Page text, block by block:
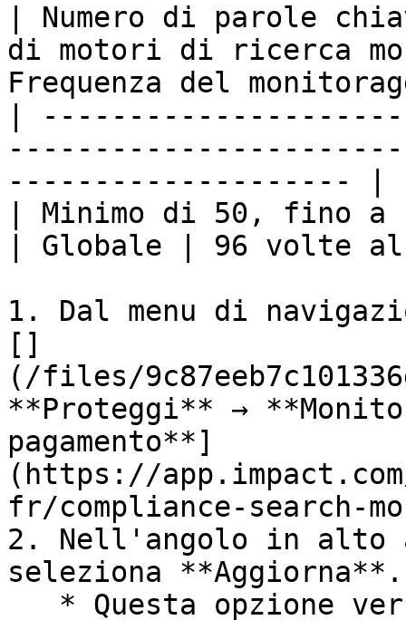
| Numero di parole
di motori di ricerca
Frequenza del
|
-------------------- |
| Minimo di 50, fino a
| Globale | 96 volte
1. Dal menu di
[]
(/files/
**Proteggi** →
pagamento**]
(https://
fr/compliance-search-
2. Nell'angolo in alto
seleziona **Aggiorna**.